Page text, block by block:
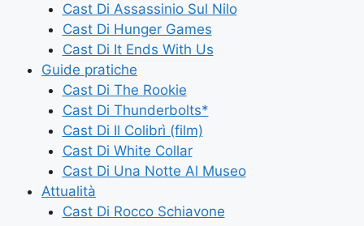
Cast Di Assassinio Sul Nilo
Cast Di Hunger Games
Cast Di It Ends With Us
Guide pratiche
Cast Di The Rookie
Cast Di Thunderbolts*
Cast Di Il Colibrì (film)
Cast Di White Collar
Cast Di Una Notte Al Museo
Attualità
Cast Di Rocco Schiavone